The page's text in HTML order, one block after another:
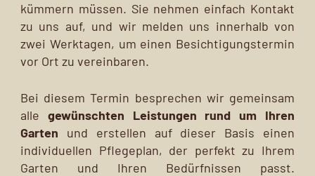
kümmern müssen. Sie nehmen einfach Kontakt
zu uns auf, und wir melden uns innerhalb von
zwei Werktagen, um einen Besichtigungstermin
vor Ort zu vereinbaren.
Bei diesem Termin besprechen wir gemeinsam
alle gewünschten Leistungen rund um Ihren
Garten und erstellen auf dieser Basis einen
individuellen Pflegeplan, der perfekt zu Ihrem
Garten und Ihren Bedürfnissen passt.